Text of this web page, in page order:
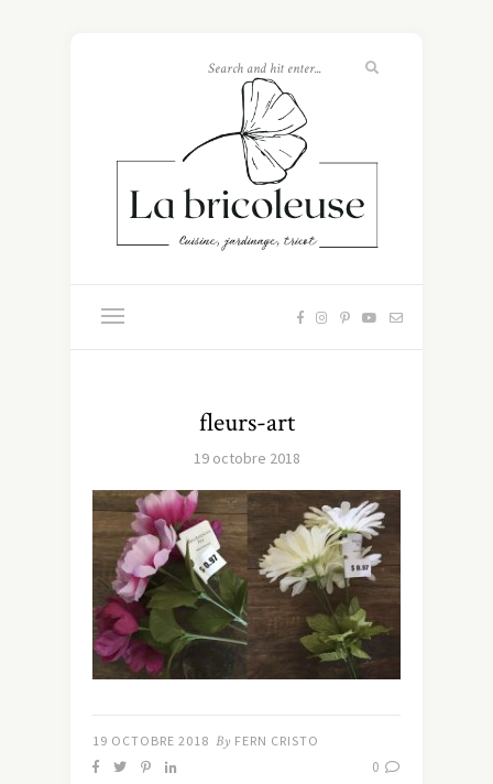
fleurs-art
19 octobre 2018
19 OCTOBRE 2018 By FERN CRISTO
0